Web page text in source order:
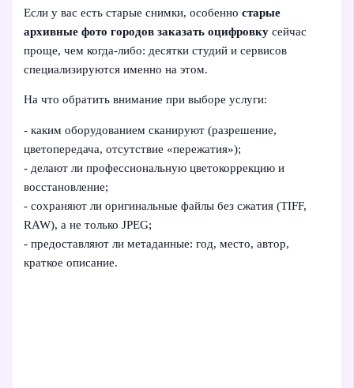
Если у вас есть старые снимки, особенностарые
архивные фото городов заказать оцифровку сейчас
проще, чем когда‑либо: десятки студий и сервисов
специализируются именно на этом.
На что обратить внимание при выборе услуги:
- каким оборудованием сканируют (разрешение,
цветопередача, отсутствие «пережатия»);
- делают ли профессиональную цветокоррекцию и
восстановление;
- сохраняют ли оригинальные файлы без сжатия (TIFF,
RAW), а не только JPEG;
- предоставляют ли метаданные: год, место, автор,
краткое описание.